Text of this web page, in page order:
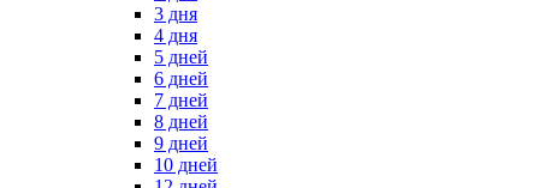
3 дня
4 дня
5 дней
6 дней
7 дней
8 дней
9 дней
10 дней